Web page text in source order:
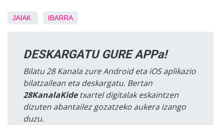
JAIAK IBARRA
DESKARGATU GURE APPa!
Bilatu 28 Kanala zure Android eta iOS aplikazio
bilatzailean eta deskargatu. Bertan
28KanalaKidetxartel digitalak eskaintzen
dizuten abantailez gozatzeko aukera izango
duzu.